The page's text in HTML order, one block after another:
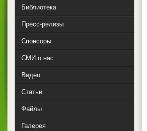
Библиотека
Пресс-релизы
Спонсоры
СМИ о нас
Видео
Статьи
Файлы
Галерея